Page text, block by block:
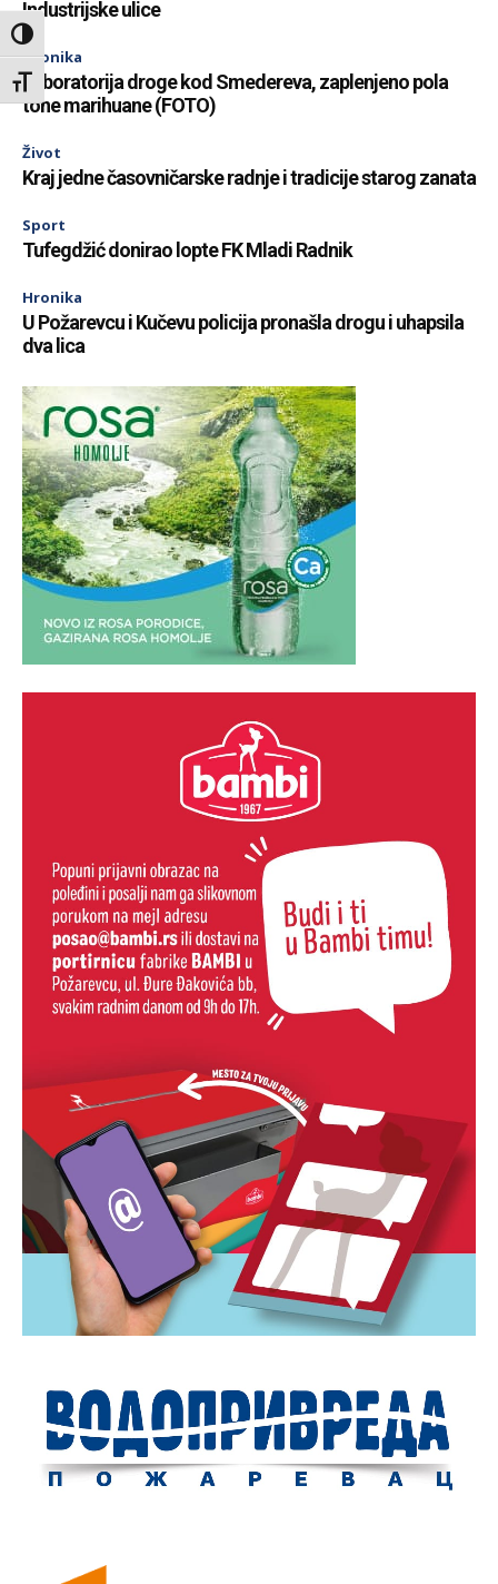
Toggle High Contrast
Toggle Font size
Industrijske ulice
Hronika
Laboratorija droge kod Smedereva, zaplenjeno pola
tone marihuane (FOTO)
Život
Kraj jedne časovničarske radnje i tradicije starog zanata
Sport
Tufegdžić donirao lopte FK Mladi Radnik
Hronika
U Požarevcu i Kučevu policija pronašla drogu i uhapsila
dva lica